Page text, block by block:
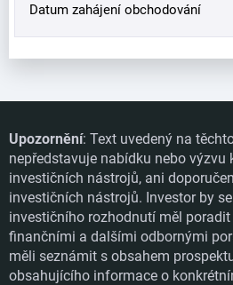
Datum zahájení obchodování
Upozornění: Text uvedený na
nepředstavuje nabídku nebo výzvu
investičních nástrojů, ani
investičních nástrojů. Investor by
investičního rozhodnutí měl
finančními a dalšími odbornými
měli seznámit s obsahem
obsahujícího informace o